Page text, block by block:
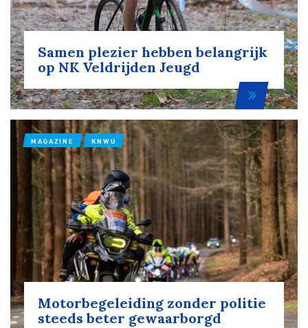
Samen plezier hebben belangrijk
op NK Veldrijden Jeugd
MAGAZINE KNWU
Motorbegeleiding zonder politie
steeds beter gewaarborgd